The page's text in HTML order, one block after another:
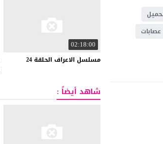
02:18:00
مسلسل الاعراف الحلقة 24
شاهد أيضاً :